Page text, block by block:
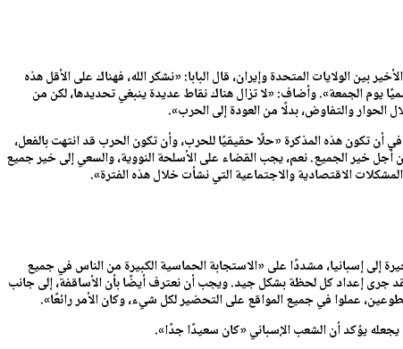
بين الولايات المتحدة وإيران، قال البابا: «نشكر الله، فهناك على الأقل هذه
يوم الجمعة». وأضاف: «لا تزال هناك نقاط عديدة ينبغي تحديدها، لكن من
الحوار والتفاوض، بدلًا من العودة إلى الحرب».
أن تكون هذه المذكرة «حلًا حقيقيًا للحرب، وأن تكون الحرب قد انتهت بالفعل،
خير الجميع. نعم، يجب القضاء على الأسلحة النووية، والسعي إلى خير جميع
الاقتصادية والاجتماعية التي نشأت خلال هذه الفترة».
إلى إسبانيا، مشددًا على «الاستجابة الحماسية الكبيرة من الناس في جميع
جرى إعداد كل لحظة بشكل جيد. ويجب أن نعترف أيضًا بأن الأساقفة، إلى جانب
عملوا في جميع المواقع على التحضير لكل شيء، وكان الأمر رائعًا».
يجعله يؤكد أن الشعب الإسباني «كان سعيدًا جدًا».